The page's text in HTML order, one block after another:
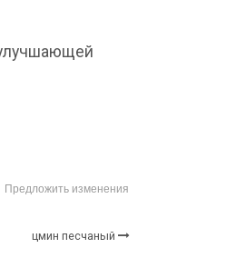
Предложить изменения
цмин песчаный